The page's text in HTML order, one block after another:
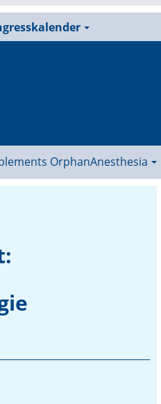
OrphanAnesthesia